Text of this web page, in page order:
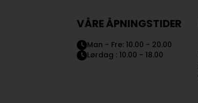
VÅRE ÅPNINGSTIDER
Man - Fre: 10.00 - 20.00
Lørdag : 10.00 - 18.00